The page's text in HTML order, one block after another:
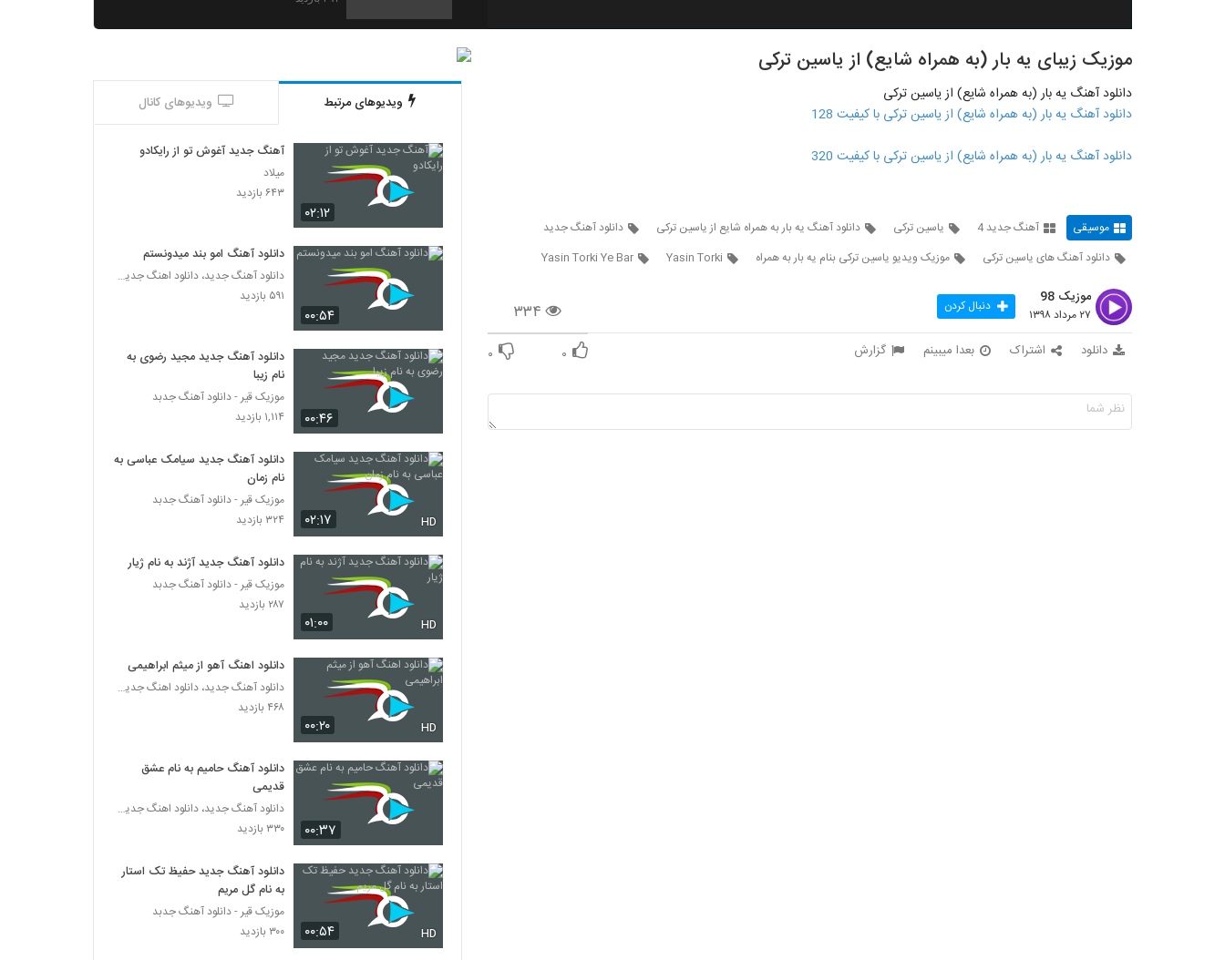
5714
دانلود آهنگ رسام امراللهی تکرار
آهنگ صد درصد از کامیار(پاپ)
۵۷۱ بازدید
فرزاد کیانی آهنگ شاخه نبات
۲۶۸ بازدید
۲۰۴ بازدید
دانلود آهنگ حس خوبی داره از کارن دامغانی
۲۲۵ بازدید
دانلود آهنگ مجید سلطانی لجباز
دانلود آهنگ آریا آراسته راه و نشان (Arya
Arasteh Rah O Neshan)
۲۰۸ بازدید
دانلود آهنگ خانه خراب از رضا ملک زاده
رضا مصطفی لو آهنگ لیلی
۲۵۳ بازدید
دانلود آهنگ رضا تقی زاده گوزل سوگیلیم
۲۳۶ بازدید
۲۳۱ بازدید
آهنگ لجباز از رضا راسا(پاپ)
۲۴۲ بازدید
موزیک زیبای یه بار (به همراه شایع) از یاسین ترکی
دانلود آهنگ یه بار (به همراه شایع) از یاسین ترکی
دانلود آهنگ یه بار (به همراه شایع) از یاسین ترکی با کیفیت 128
دانلود آهنگ یه بار (به همراه شایع) از یاسین ترکی با کیفیت 320
موسیقی آهنگ جدید 4 یاسین ترکی دانلود آهنگ یه بار به همراه شایع از یاسین ترکی
دانلود آهنگ جدید
دانلود آهنگ های یاسین ترکی
موزیک ویدیو یاسین ترکی بنام یه بار به همراه Yasin Torki
Yasin Torki Ye Bar
۳۳۴
موزیک 98
۲۷ مرداد ۱۳۹۸ دنبال کردن
دانلود اشتراک بعدا میبینم گزارش ۰ ۰
ویدیوهای مرتبط ویدیوهای کانال
۰۲:۱۲
آهنگ جدید آغوش تو از رایکادو
میلاد
۶۴۳ بازدید
۰۰:۵۴
دانلود آهنگ امو بند میدونستم
دانلود آهنگ جدید، دانلود اهنگ جدید ایرانی
۵۹۱ بازدید
۰۰:۴۶
دانلود آهنگ جدید مجید رضوی به
نام زیبا
موزیک قیر - دانلود آهنگ جدبد
۱,۱۱۴ بازدید
۰۲:۱۷ HD
دانلود آهنگ جدید سیامک عباسی به
نام زمان
موزیک قیر - دانلود آهنگ جدبد
۳۲۴ بازدید
۰۱:۰۰ HD
دانلود آهنگ جدید آژند به نام ژیار
موزیک قیر - دانلود آهنگ جدبد
۲۸۷ بازدید
۰۰:۲۰ HD
دانلود اهنگ آهو از میثم ابراهیمی
دانلود آهنگ جدید، دانلود اهنگ جدید ایرانی
۴۶۸ بازدید
۰۰:۳۷
دانلود آهنگ حامیم به نام عشق
قدیمی
دانلود آهنگ جدید، دانلود اهنگ جدید ایرانی
۳۳۰ بازدید
۰۰:۵۴ HD
دانلود آهنگ جدید حفیظ تک استار
به نام گل مریم
موزیک قیر - دانلود آهنگ جدبد
۳۰۰ بازدید